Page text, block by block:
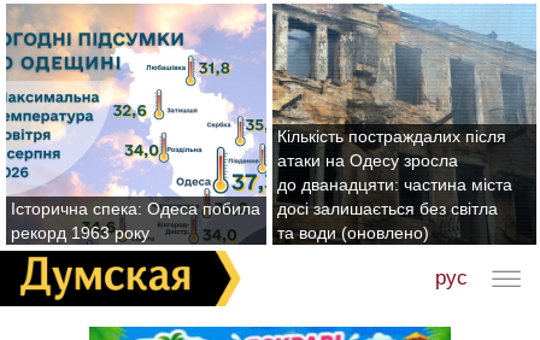
Історична спека: Одеса побила
рекорд 1963 року
Кількість постраждалих після
атаки на Одесу зросла
до дванадцяти: частина міста
досі залишається без світла
та води (оновлено)
рус